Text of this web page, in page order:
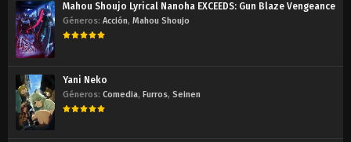
Mahou Shoujo Lyrical Nanoha EXCEEDS: Gun Blaze Vengeance
Géneros: Acción, Mahou Shoujo
Yani Neko
Géneros: Comedia, Furros, Seinen